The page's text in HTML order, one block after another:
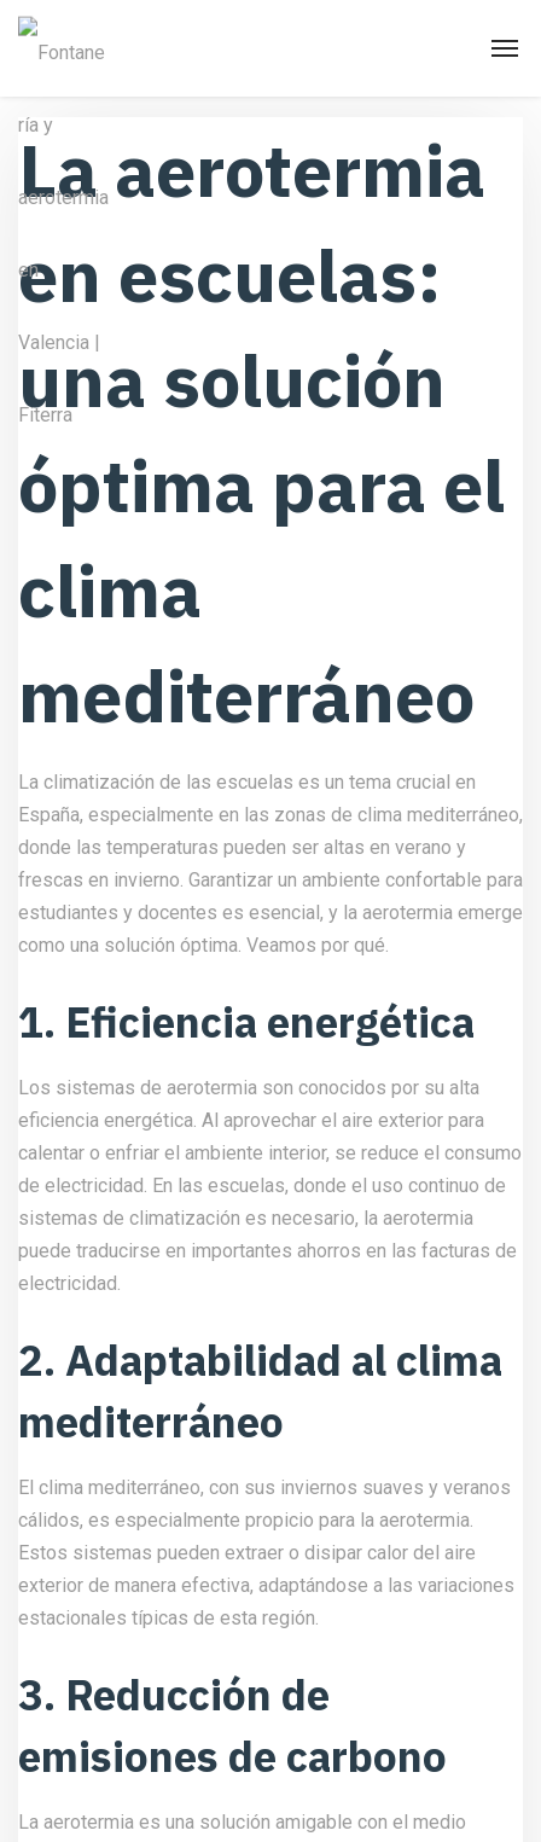
La aerotermia
en escuelas:
una solución
óptima para el
clima
mediterráneo
La climatización de las escuelas es un tema crucial en
España, especialmente en las zonas de clima mediterráneo,
donde las temperaturas pueden ser altas en verano y
frescas en invierno. Garantizar un ambiente confortable para
estudiantes y docentes es esencial, y la aerotermia emerge
como una solución óptima. Veamos por qué.
1. Eficiencia energética
Los sistemas de aerotermia son conocidos por su alta
eficiencia energética. Al aprovechar el aire exterior para
calentar o enfriar el ambiente interior, se reduce el consumo
de electricidad. En las escuelas, donde el uso continuo de
sistemas de climatización es necesario, la aerotermia
puede traducirse en importantes ahorros en las facturas de
electricidad.
2. Adaptabilidad al clima
mediterráneo
El clima mediterráneo, con sus inviernos suaves y veranos
cálidos, es especialmente propicio para la aerotermia.
Estos sistemas pueden extraer o disipar calor del aire
exterior de manera efectiva, adaptándose a las variaciones
estacionales típicas de esta región.
3. Reducción de
emisiones de carbono
La aerotermia es una solución amigable con el medio